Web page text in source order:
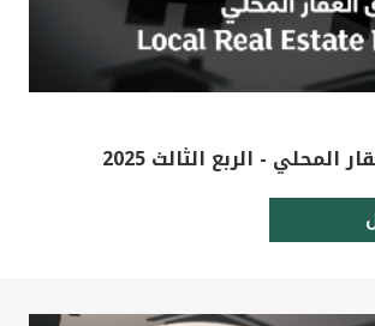
- الربع الثالث 2025